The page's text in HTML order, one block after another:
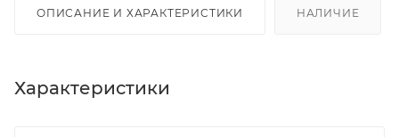
ОПИСАНИЕ И ХАРАКТЕРИСТИКИ НАЛИЧИЕ
Характеристики